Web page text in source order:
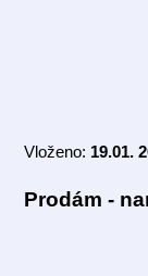
Vloženo: 19.01.
Prodám -